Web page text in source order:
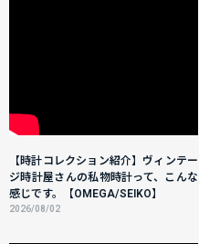
【時計コレクション紹介】ヴィンテー
ジ時計屋さんの私物時計って、こんな
感じです。【OMEGA/SEIKO】
2026/08/02